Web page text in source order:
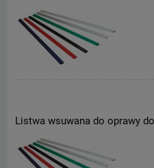
Listwa wsuwana do oprawy